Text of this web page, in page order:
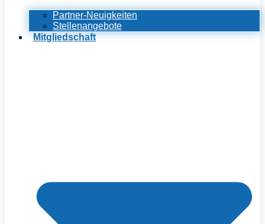
Partner-Neuigkeiten
Stellenangebote
Mitgliedschaft